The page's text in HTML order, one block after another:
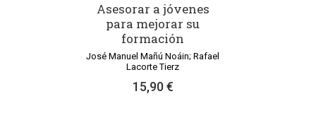
Asesorar a jóvenes
para mejorar su
formación
José Manuel Mañú Noáin; Rafael
Lacorte Tierz
15,90 €